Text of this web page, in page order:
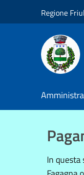
Regione
In questa